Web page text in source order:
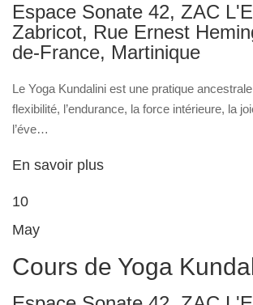
Espace Sonate 42, ZAC
Zabricot, Rue Ernest
de-France, Martinique
Le Yoga Kundalini est une pratique
flexibilité, l’endurance, la force intérieure, la
l’éve…
En savoir plus
10
May
Cours de Yoga